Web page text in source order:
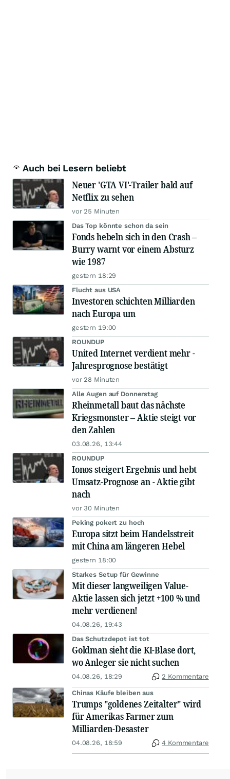
Auch bei Lesern beliebt
Neuer 'GTA VI'-Trailer bald auf
Netflix zu sehen
vor 25 Minuten
Das Top könnte schon da sein
Fonds hebeln sich in den Crash –
Burry warnt vor einem Absturz
wie 1987
gestern 18:29
Flucht aus USA
Investoren schichten Milliarden
nach Europa um
gestern 19:00
ROUNDUP
United Internet verdient mehr -
Jahresprognose bestätigt
vor 28 Minuten
Alle Augen auf Donnerstag
Rheinmetall baut das nächste
Kriegsmonster – Aktie steigt vor
den Zahlen
03.08.26, 13:44
ROUNDUP
Ionos steigert Ergebnis und hebt
Umsatz-Prognose an - Aktie gibt
nach
vor 30 Minuten
Peking pokert zu hoch
Europa sitzt beim Handelsstreit
mit China am längeren Hebel
gestern 18:00
Starkes Setup für Gewinne
Mit dieser langweiligen Value-
Aktie lassen sich jetzt +100 % und
mehr verdienen!
04.08.26, 19:43
Das Schutzdepot ist tot
Goldman sieht die KI-Blase dort,
wo Anleger sie nicht suchen
04.08.26, 18:29 2 Kommentare
Chinas Käufe bleiben aus
Trumps "goldenes Zeitalter" wird
für Amerikas Farmer zum
Milliarden-Desaster
04.08.26, 18:59 4 Kommentare